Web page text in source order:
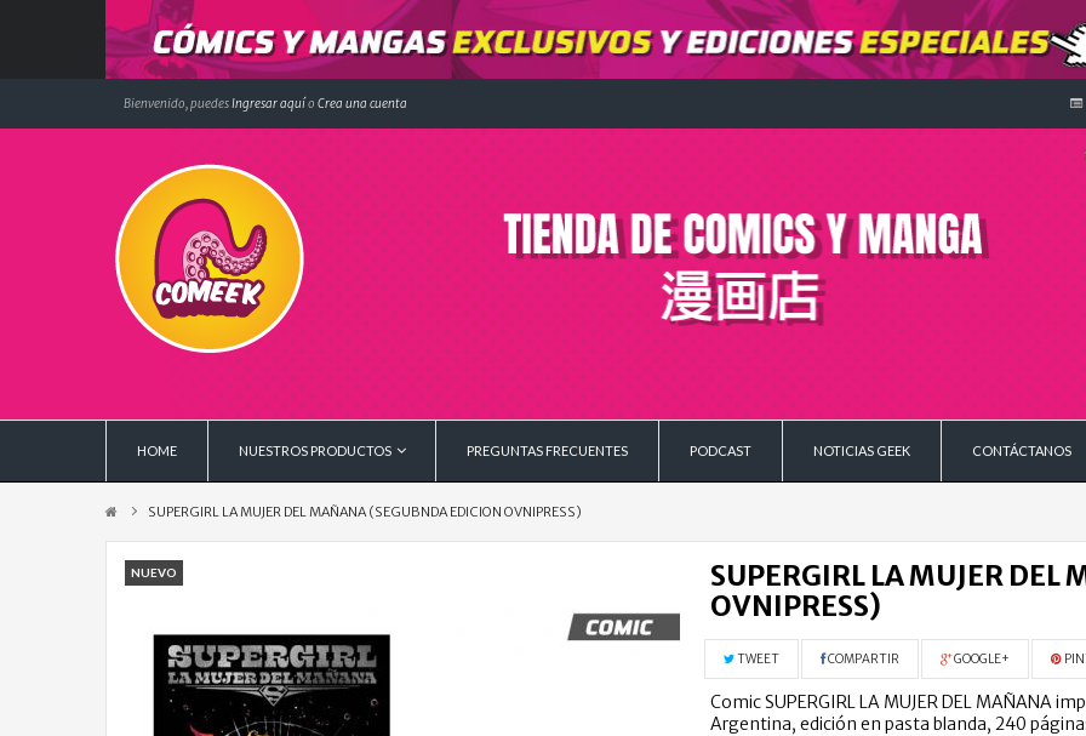
Bienvenido, puedesIngresar aquío Crea una cuenta
HOME NUESTROS PRODUCTOS PREGUNTAS FRECUENTES PODCAST NOTICIAS GEEK CONTÁCTANOS
SUPERGIRL LA MUJER DEL MAÑANA (SEGUBNDA EDICION OVNIPRESS)
NUEVO
SUPERGIRL LA MUJER
OVNIPRESS)
TWEET COMPARTIR GOOGLE+
Comic SUPERGIRL LA MUJER DEL MAÑANA
Argentina, edición en pasta blanda, 240